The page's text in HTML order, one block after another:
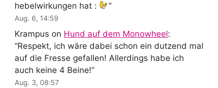
hebelwirkungen hat :
”
Aug. 6, 14:59
Krampus on Hund auf dem Monowheel:
“Respekt, ich wäre dabei schon ein dutzend mal
auf die Fresse gefallen! Allerdings habe ich
auch keine 4 Beine!”
Aug. 3, 08:57